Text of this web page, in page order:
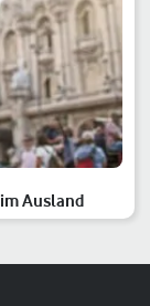
Ausland